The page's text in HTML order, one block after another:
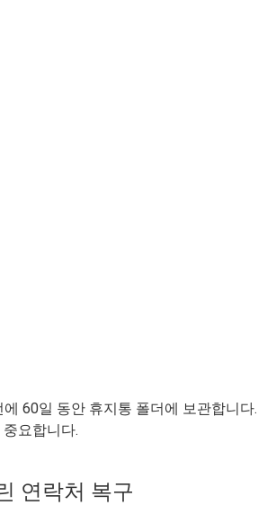
60일 동안 휴지통 폴더에 보관합니다.
요합니다.
연락처 복구